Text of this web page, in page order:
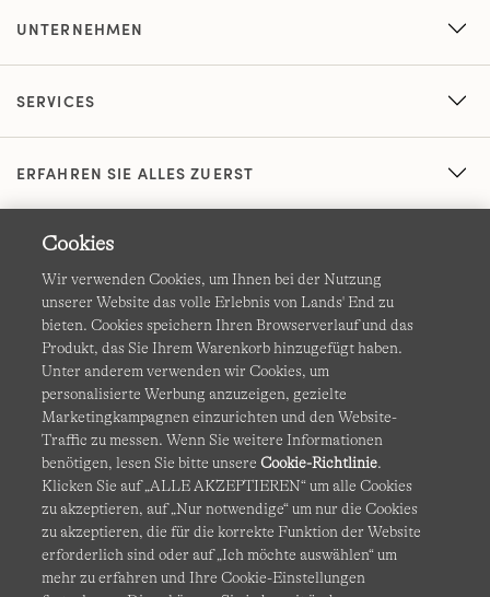
UNTERNEHMEN
SERVICES
ERFAHREN SIE ALLES ZUERST
AGB Datenschutz & Sicherheit
Cookies Ich möchte auswählen Barrierefreiheit
Site Map Internationale Websites
Diese Website ist durch reCAPTCHA geschützt. Es gelten die
Datenschutzerklärung undNutzungsbedingungenvon
Google.
Cookies
Wir verwenden Cookies, um Ihnen bei der Nutzung
unserer Website das volle Erlebnis von Lands' End zu
bieten. Cookies speichern Ihren Browserverlauf und das
Produkt, das Sie Ihrem Warenkorb hinzugefügt haben.
Unter anderem verwenden wir Cookies, um
personalisierte Werbung anzuzeigen, gezielte
Marketingkampagnen einzurichten und den Website-
Traffic zu messen. Wenn Sie weitere Informationen
benötigen, lesen Sie bitte unsereCookie-Richtlinie.
Klicken Sie auf „ALLE AKZEPTIEREN“ um alle Cookies
zu akzeptieren, auf „Nur notwendige“ um nur die Cookies
zu akzeptieren, die für die korrekte Funktion der Website
erforderlich sind oder auf „Ich möchte auswählen“ um
mehr zu erfahren und Ihre Cookie-Einstellungen